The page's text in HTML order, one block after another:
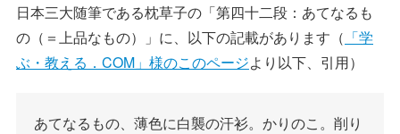
日本三大随筆である枕草子の「第四十二段：あてなるも
の（＝上品なもの）」に、以下の記載があります（ 「学
ぶ・教える．COM」様のこのページより以下、引用）
あてなるもの、薄色に白襲の汗衫。かりのこ。削り